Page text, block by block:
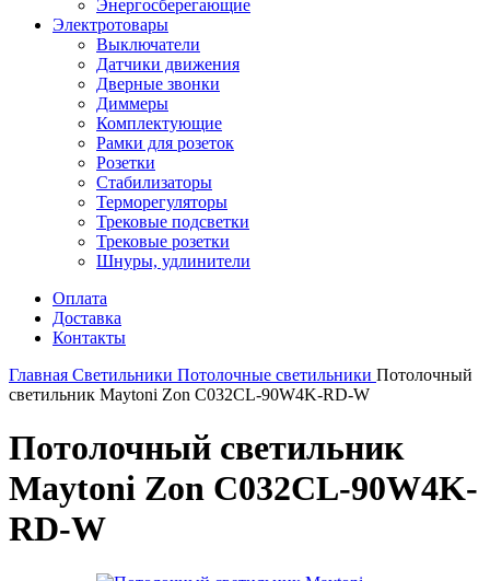
Энергосберегающие
Электротовары
Выключатели
Датчики движения
Дверные звонки
Диммеры
Комплектующие
Рамки для розеток
Розетки
Стабилизаторы
Терморегуляторы
Трековые подсветки
Трековые розетки
Шнуры, удлинители
Оплата
Доставка
Контакты
Главная Светильники Потолочные светильники Потолочный
светильник Maytoni Zon C032CL-90W4K-RD-W
Потолочный светильник
Maytoni Zon C032CL-90W4K-
RD-W